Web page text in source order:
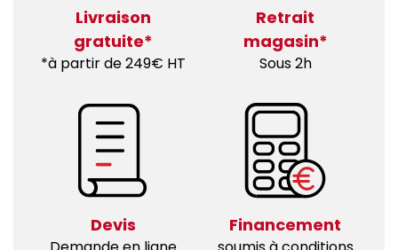
Livraison
gratuite*
*à partir de 249€ HT
Retrait
magasin*
Sous 2h
Devis Financement